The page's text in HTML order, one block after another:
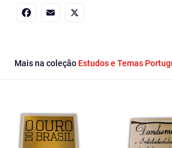
Mais na coleção Estudos e Temas